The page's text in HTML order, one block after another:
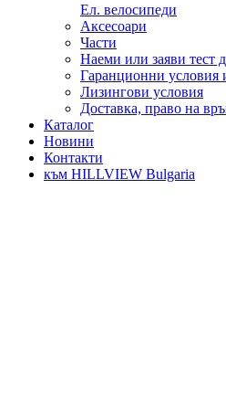
Ел. велосипеди
Аксесоари
Части
Наеми или заяви тест
Гаранционни условия
Лизингови условия
Доставка, право на
Каталог
Новини
Контакти
към HILLVIEW Bulgaria